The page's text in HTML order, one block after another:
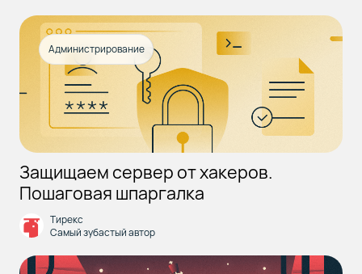
Администрирование
Защищаем сервер от хакеров.
Пошаговая шпаргалка
Тирекс
Самый зубастый автор